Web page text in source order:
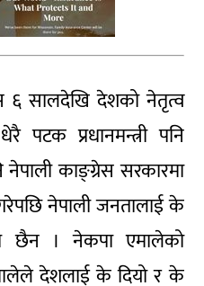
६ सालदेखि देशको नेतृत्व
पटक प्रधानमन्त्री पनि
काङ्ग्रेस सरकारमा
नेपाली जनतालाई के
छैन । नेकपा एमालेको
देशलाई के दियो र के